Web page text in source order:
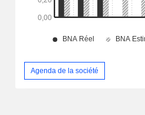
Agenda de la société